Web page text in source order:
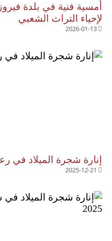
أمسية فنية في بلدة
لإحياء التراث الشعبي
2026-01-13
إنارة شجرة الميلاد في رعية
2025-12-21